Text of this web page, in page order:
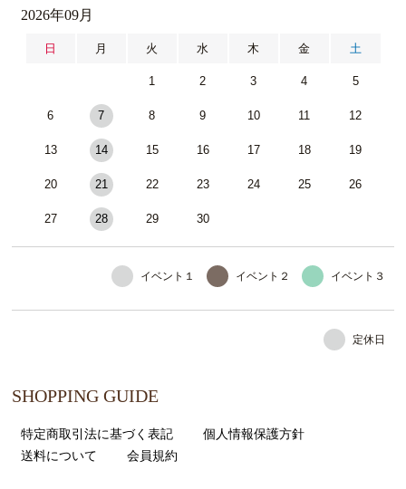
2026年09月
日 月 火 水 木 金 土
1 2 3 4 5
6 7 8 9 10 11 12
13 14 15 16 17 18 19
20 21 22 23 24 25 26
27 28 29 30
イベント１ イベント２ イベント３
定休日
SHOPPING GUIDE
特定商取引法に基づく表記
個人情報保護方針
送料について
会員規約